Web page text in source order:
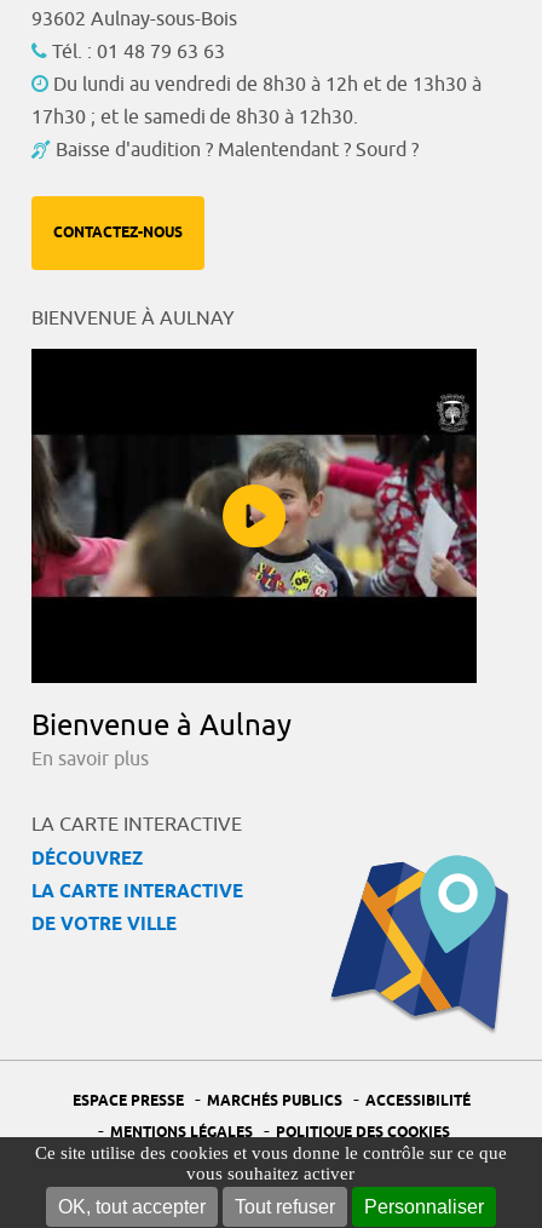
Ce site utilise des cookies et vous donne le contrôle sur ce que
vous souhaitez activer
OK, tout accepter Tout refuser Personnaliser
93602 Aulnay-sous-Bois
Tél. : 01 48 79 63 63
Du lundi au vendredi de 8h30 à 12h et de 13h30 à
17h30 ; et le samedi de 8h30 à 12h30.
Baisse d'audition ? Malentendant ? Sourd ?
CONTACTEZ-NOUS
BIENVENUE À AULNAY
Bienvenue à Aulnay
En savoir plus
LA CARTE INTERACTIVE
DÉCOUVREZ
LA CARTE INTERACTIVE
DE VOTRE VILLE
ESPACE PRESSE - MARCHÉS PUBLICS - ACCESSIBILITÉ
- MENTIONS LÉGALES - POLITIQUE DES COOKIES
PORTAIL DÉLÉGUÉ À LA PROTECTION DES DONNÉES - PLAN DU SITE
- GESTION DES COOKIES